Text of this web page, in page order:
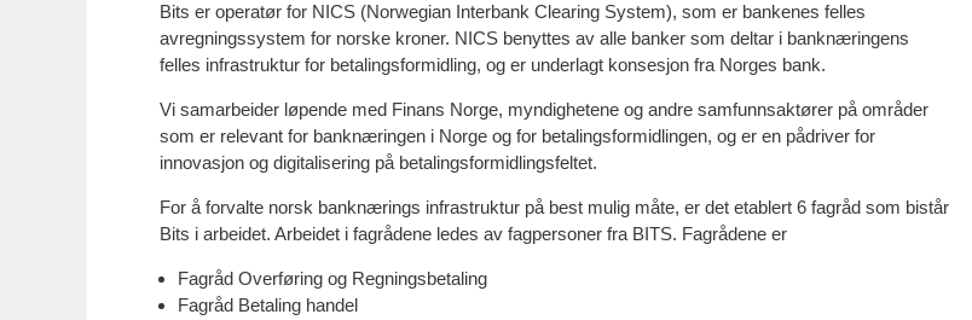
Bits er operatør for NICS (Norwegian Interbank Clearing System), som er bankenes felles
avregningssystem for norske kroner. NICS benyttes av alle banker som deltar i banknæringens
felles infrastruktur for betalingsformidling, og er underlagt konsesjon fra Norges bank.
Vi samarbeider løpende med Finans Norge, myndighetene og andre samfunnsaktører på områder
som er relevant for banknæringen i Norge og for betalingsformidlingen, og er en pådriver for
innovasjon og digitalisering på betalingsformidlingsfeltet.
For å forvalte norsk banknærings infrastruktur på best mulig måte, er det etablert 6 fagråd som bistår
Bits i arbeidet. Arbeidet i fagrådene ledes av fagpersoner fra BITS. Fagrådene er
Fagråd Overføring og Regningsbetaling
Fagråd Betaling handel